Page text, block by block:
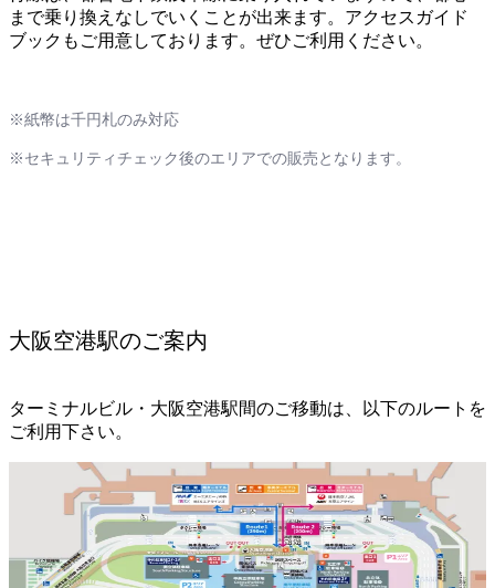
まで乗り換えなしでいくことが出来ます。アクセスガイド
ブックもご用意しております。ぜひご利用ください。
※紙幣は千円札のみ対応
※セキュリティチェック後のエリアでの販売となります。
大阪空港駅のご案内
ターミナルビル・大阪空港駅間のご移動は、以下のルートを
ご利用下さい。